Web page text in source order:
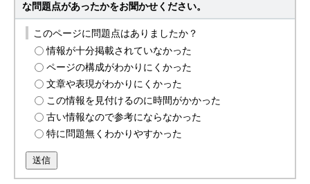
な問題点があったかをお聞かせください。
このページに問題点はありましたか？
情報が十分掲載されていなかった
ページの構成がわかりにくかった
文章や表現がわかりにくかった
この情報を見付けるのに時間がかかった
古い情報なので参考にならなかった
特に問題無くわかりやすかった
送信